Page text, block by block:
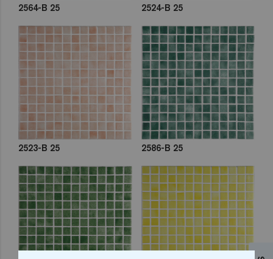
2564-B 25 2524-B 25
2523-B 25 2586-B 25